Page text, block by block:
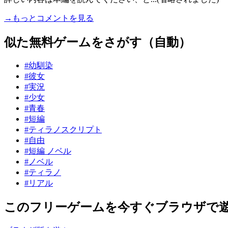
→もっとコメントを見る
似た無料ゲームをさがす（自動）
#幼馴染
#彼女
#実況
#少女
#青春
#短編
#ティラノスクリプト
#自由
#短編 ノベル
#ノベル
#ティラノ
#リアル
このフリーゲームを今すぐブラウザで